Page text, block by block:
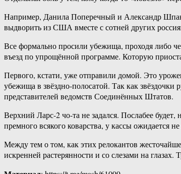
Например, Данила Поперечный и Александр Шпак
выдворить из США вместе с сотней других
Все формально просили убежища, проходя либо
въезд по упрощённой программе. Которую
Первого, кстати, уже отправили домой. Это
убежища в звёздно-полосатой. Так как
представителей ведомств Соединённых Штатов.
Верхний Ларс-2 чо-та не задался. Послабее
премного всякого коварства, у кассы ожидается
Между тем о том, как этих релокантов
искренней растерянности и со слезами на